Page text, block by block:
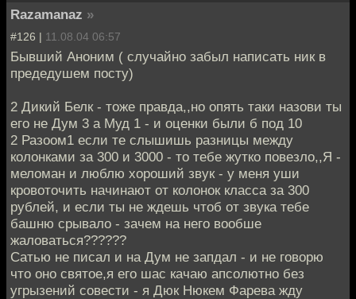
Razamanaz »
#126 | 11.08.04 06:57
Бывший Аноним ( случайно забыл написать ник в
предедушем посту)
2 Дикий Белк - тоже правда,,но опять таки назови ты
его не Дум 3 а Муд 1 - и оценки были б под 10
2 Разоом1 если те слышишь разницы между
колонками за 300 и 3000 - то тебе жутко повезло,,Я -
меломан и люблю хороший звук - у меня уши
кровоточить начинают от колонок класса за 300
рублей, и если ты не ждешь чтоб от звука тебе
башню срывало - зачем на него вообше
жаловаться??????
Сатью не писал и на Дум не запдал - и не говорю
что оно святое,я его шас качаю апсолютно без
угрызений совести - я Дюк Нюкем Фарева жду